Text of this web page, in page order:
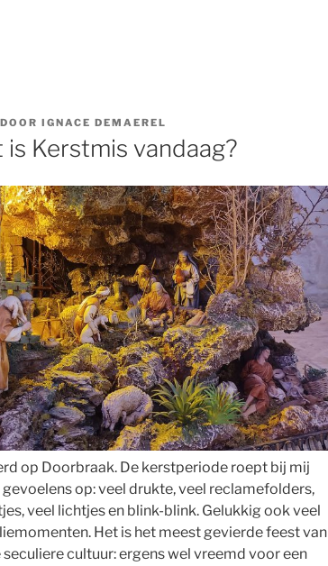
DOOR IGNACE DEMAEREL
Kerstmis vandaag?
op Doorbraak. De kerstperiode roept bij mij
op: veel drukte, veel reclamefolders,
veel lichtjes en blink-blink. Gelukkig ook veel
Het is het meest gevierde feest van
seculiere cultuur: ergens wel vreemd voor een